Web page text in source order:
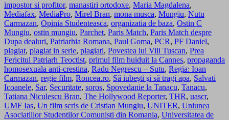
impostor si profitor, manastiri ortodoxe, Maria Magdalena,
Mediafax, MediaPro, Mirel Bran, mona musca, Mungiu, Nutu
Carmazan, Opinia Studenteasca, organizatia de baza, Ostin C
Mungiu, ostin mungiu, Parchet, Paris Match, Paris Match despre
Dupa dealuri, Patriarhia Romana, Paul Goma, PCR, PF Daniel,
plagiat, plagiat in serie, plagiati, Povestea lui Vili Tuscan, Prea
Fericitul Patriarh Teoctist, primul film huiduit la Cannes, propaganda
homosexuala anti-crestina, Radu Negrescu – Sutu, Regia: Ioan
Carmazan, regie film, Roncea.ro, Să iubeşti şi să tragi apa, Salvati
Icoanele, Sar, Securitate, soros, Spovedanie la Tanacu, Tanacu,
Tatiana Niculescu Bran, The Hollywood Reporter, THR, uascr,
UMF Ias, Un film scris de Cristian Mungiu, UNITER, Uniunea
Asociatiilor Studentilor Comunisti din Romania, Universitatea de